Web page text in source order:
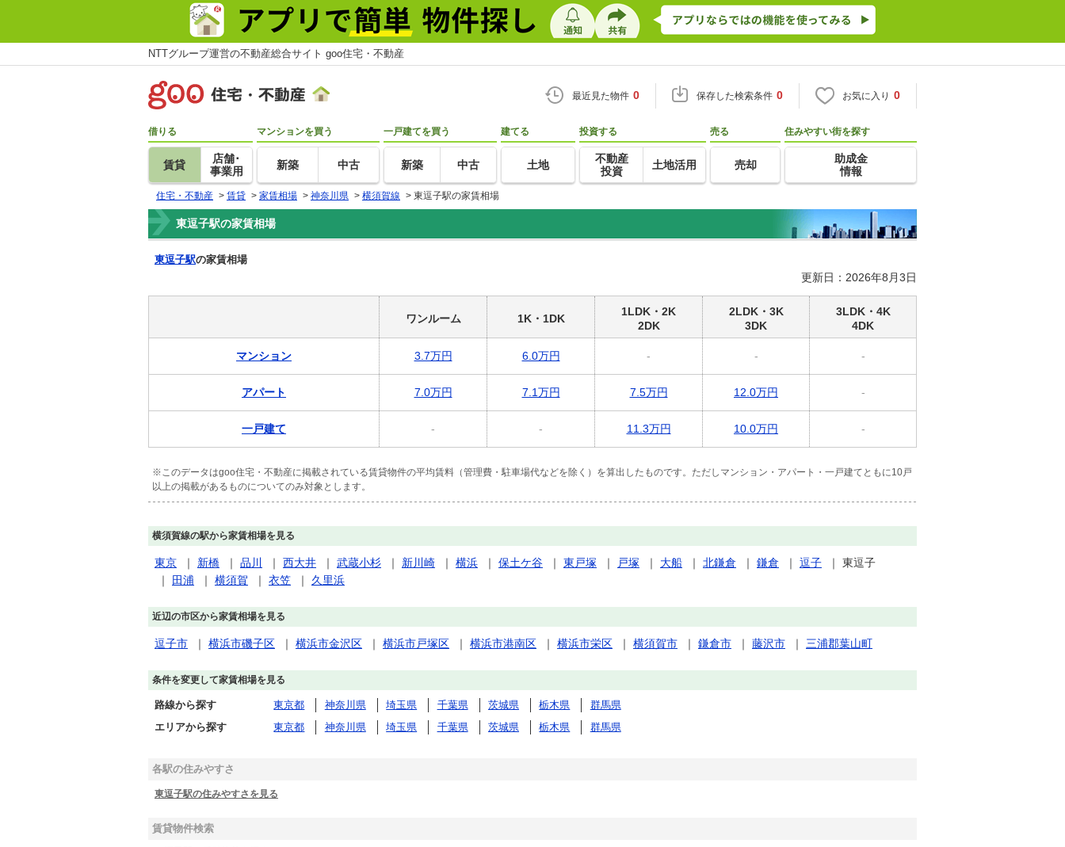
NTTグループ運営の不動産総合サイト goo住宅・不動産
最近見た物件 0 保存した検索条件 0 お気に入り 0
借りる
賃貸
店舗･
事業用
マンションを買う
新築 中古
一戸建てを買う
新築 中古
建てる
土地
投資する
不動産
投資
土地活用
売る
売却
住みやすい街を探す
助成金
情報
住宅・不動産 > 賃貸 > 家賃相場 > 神奈川県 > 横須賀線 > 東逗子駅の家賃相場
東逗子駅の家賃相場
東逗子駅の家賃相場
更新日：2026年8月3日
ワンルーム 1K・1DK
1LDK・2K
2DK
2LDK・3K
3DK
3LDK・4K
4DK
マンション 3.7万円 6.0万円 - - -
アパート 7.0万円 7.1万円 7.5万円 12.0万円 -
一戸建て - - 11.3万円 10.0万円 -
※このデータはgoo住宅・不動産に掲載されている賃貸物件の平均賃料（管理費・駐車場代などを除く）を算出したものです。ただしマンション・アパート・一戸建てともに10戸
以上の掲載があるものについてのみ対象とします。
横須賀線の駅から家賃相場を見る
東京 ｜ 新橋 ｜ 品川 ｜ 西大井 ｜ 武蔵小杉 ｜ 新川崎 ｜ 横浜 ｜ 保土ケ谷 ｜ 東戸塚 ｜ 戸塚 ｜ 大船 ｜ 北鎌倉 ｜ 鎌倉 ｜ 逗子 ｜ 東逗子
｜
田浦 ｜ 横須賀 ｜ 衣笠 ｜ 久里浜
近辺の市区から家賃相場を見る
逗子市 ｜ 横浜市磯子区 ｜ 横浜市金沢区 ｜ 横浜市戸塚区 ｜ 横浜市港南区 ｜ 横浜市栄区 ｜ 横須賀市 ｜ 鎌倉市 ｜ 藤沢市 ｜ 三浦郡葉山町
条件を変更して家賃相場を見る
路線から探す 東京都 神奈川県 埼玉県 千葉県 茨城県 栃木県
群馬県
エリアから探す
東京都 神奈川県 埼玉県 千葉県 茨城県 栃木県 群馬県
各駅の住みやすさ
東逗子駅の住みやすさを見る
賃貸物件検索